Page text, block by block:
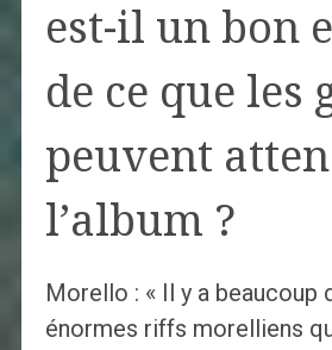
est-il un bon
de ce que les
peuvent
l’album ?
Morello : « Il y a beaucoup
énormes riffs morelliens